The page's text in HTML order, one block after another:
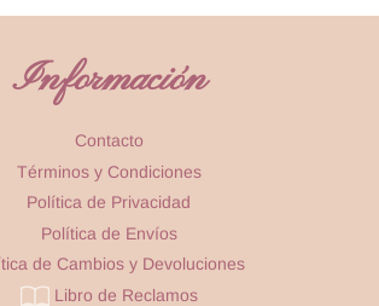
Información
Contacto
Términos y Condiciones
Política de Privacidad
Política de Envíos
de Cambios y Devoluciones
Libro de Reclamos